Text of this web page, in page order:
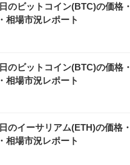
のビットコイン(BTC)の価格・
相場市況レポート
のビットコイン(BTC)の価格・
相場市況レポート
のイーサリアム(ETH)の価格・
相場市況レポート